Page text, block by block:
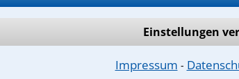
Einstellungen
Impressum ⁃
Anwaltsuche?